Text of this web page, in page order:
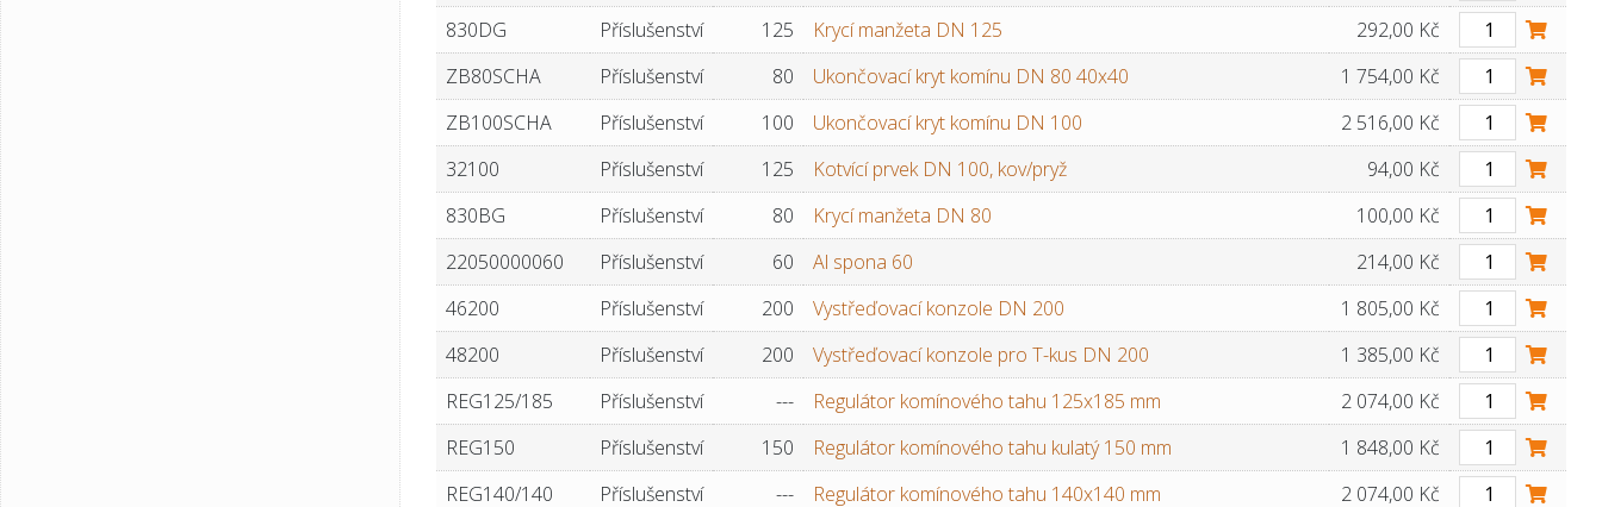
830DG
Příslušenství 125 Krycí manžeta DN 125
292,00 Kč
ZB80SCHA
Příslušenství 80 Ukončovací kryt komínu DN 80 40x40
1 754,00 Kč
ZB100SCHA
Příslušenství 100 Ukončovací kryt komínu DN 100
2 516,00 Kč
32100
Příslušenství 125 Kotvící prvek DN 100, kov/pryž
94,00 Kč
830BG
Příslušenství 80 Krycí manžeta DN 80
100,00 Kč
22050000060
Příslušenství 60 Al spona 60
214,00 Kč
46200
Příslušenství 200 Vystřeďovací konzole DN 200
1 805,00 Kč
48200
Příslušenství 200 Vystřeďovací konzole pro T-kus DN 200
1 385,00 Kč
REG125/185
Příslušenství --- Regulátor komínového tahu 125x185 mm
2 074,00 Kč
REG150
Příslušenství 150 Regulátor komínového tahu kulatý 150 mm
1 848,00 Kč
REG140/140
Příslušenství --- Regulátor komínového tahu 140x140 mm
2 074,00 Kč